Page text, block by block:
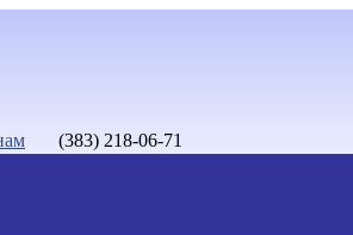
(383) 218-06-71